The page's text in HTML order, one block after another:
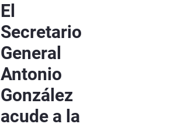
El
Secretario
General
Antonio
González
acude a la